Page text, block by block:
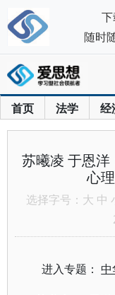
首页 法学 经
苏曦凌 于恩洋
心
选择字号： 大 中
进入专题：
随时